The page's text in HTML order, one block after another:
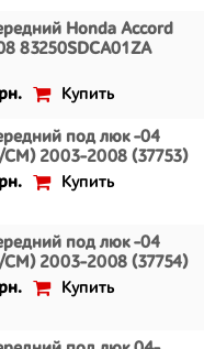
Honda Accord
83250SDCA01ZA
Купить
под люк -04
CM) 2003-2008 (37753)
Купить
под люк -04
CM) 2003-2008 (37754)
Купить